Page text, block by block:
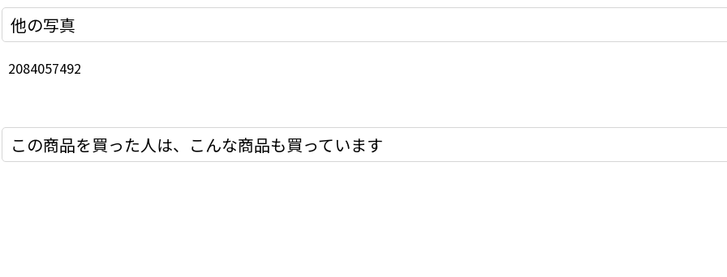
他の写真
2084057492
この商品を買った人は、こんな商品も買っています